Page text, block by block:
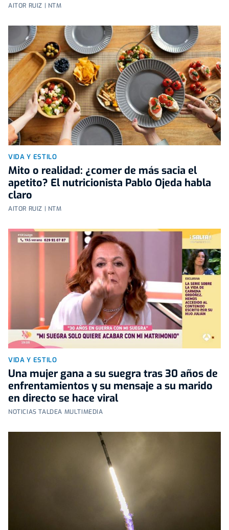
AITOR RUIZ | NTM
VIDA Y ESTILO
Mito o realidad: ¿comer de más sacia el
apetito? El nutricionista Pablo Ojeda habla
claro
AITOR RUIZ | NTM
VIDA Y ESTILO
Una mujer gana a su suegra tras 30 años de
enfrentamientos y su mensaje a su marido
en directo se hace viral
NOTICIAS TALDEA MULTIMEDIA